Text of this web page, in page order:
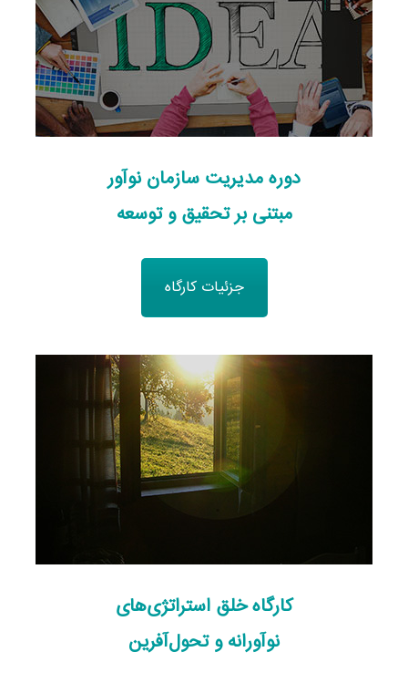
دوره مدیریت سازمان نوآور
مبتنی بر تحقیق و توسعه
جزئیات کارگاه
کارگاه خلق استراتژی‌های
نوآورانه و تحول‌آفرین